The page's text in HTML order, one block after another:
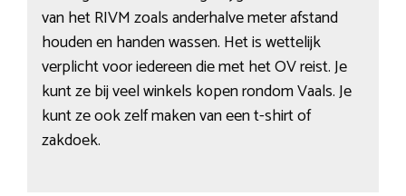
van het RIVM zoals anderhalve meter afstand
houden en handen wassen. Het is wettelijk
verplicht voor iedereen die met het OV reist. Je
kunt ze bij veel winkels kopen rondom Vaals. Je
kunt ze ook zelf maken van een t-shirt of
zakdoek.